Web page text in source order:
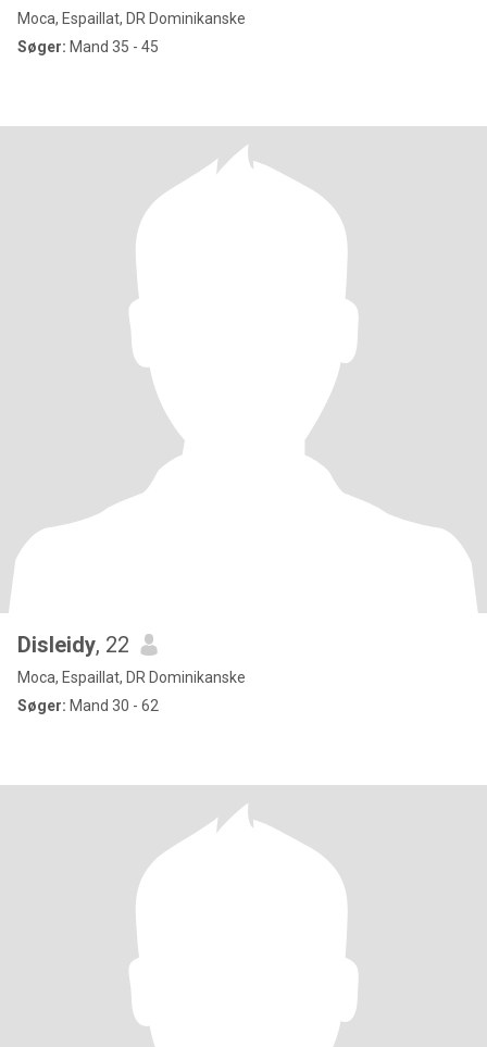
Moca, Espaillat, DR Dominikanske
Søger: Mand 35 - 45
Disleidy, 22
Moca, Espaillat, DR Dominikanske
Søger: Mand 30 - 62